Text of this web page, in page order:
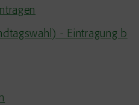
- Eintragung b